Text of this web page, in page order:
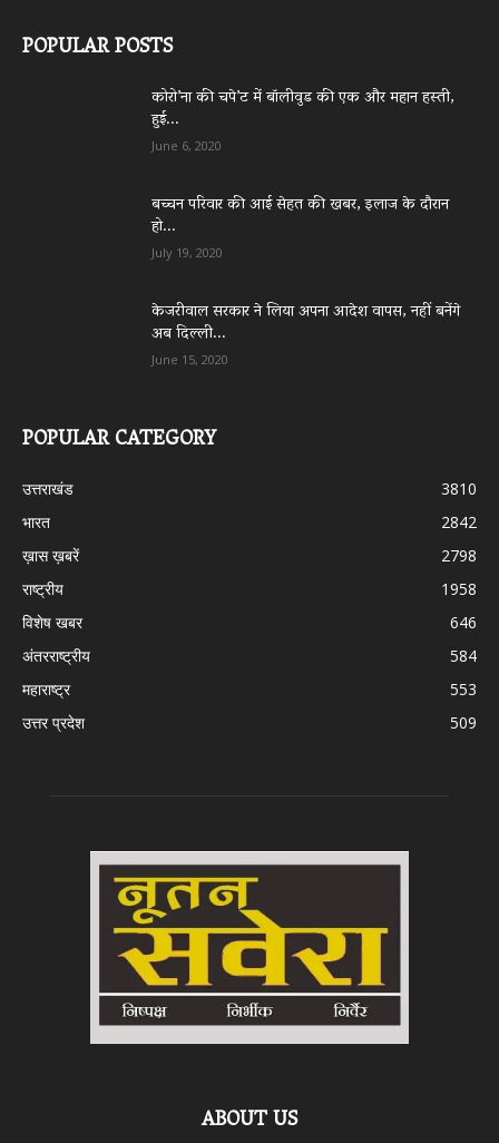
POPULAR POSTS
कोरो’ना की चपे’ट में बॉलीवुड की एक और महान हस्ती,
हुई...
June 6, 2020
बच्चन परिवार की आई सेहत की खबर, इलाज के दौरान
हो...
July 19, 2020
केजरीवाल सरकार ने लिया अपना आदेश वापस, नहीं बनेंगे
अब दिल्ली...
June 15, 2020
POPULAR CATEGORY
उत्तराखंड
3810
भारत
2842
ख़ास ख़बरें
2798
राष्ट्रीय
1958
विशेष खबर
646
अंतरराष्ट्रीय
584
महाराष्ट्र
553
उत्तर प्रदेश
509
ABOUT US